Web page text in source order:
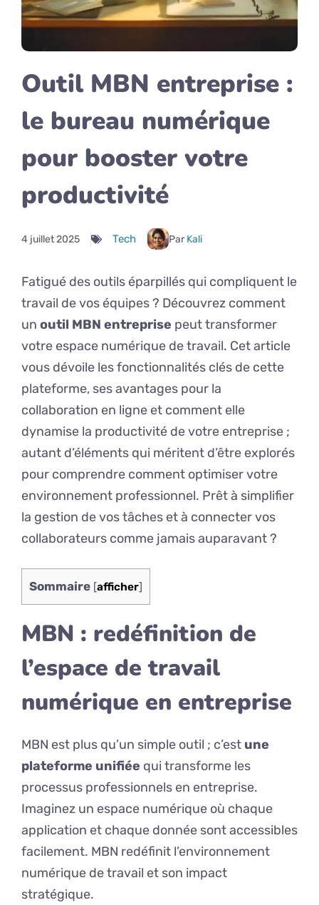
Outil MBN entreprise :
le bureau numérique
pour booster votre
productivité
4 juillet 2025 Tech Par Kali
Fatigué des outils éparpillés qui compliquent le
travail de vos équipes ? Découvrez comment
un outil MBN entreprise peut transformer
votre espace numérique de travail. Cet article
vous dévoile les fonctionnalités clés de cette
plateforme, ses avantages pour la
collaboration en ligne et comment elle
dynamise la productivité de votre entreprise ;
autant d’éléments qui méritent d’être explorés
pour comprendre comment optimiser votre
environnement professionnel. Prêt à simplifier
la gestion de vos tâches et à connecter vos
collaborateurs comme jamais auparavant ?
Sommaire [afficher]
MBN : redéfinition de
l’espace de travail
numérique en entreprise
MBN est plus qu’un simple outil ; c’est une
plateforme unifiée qui transforme les
processus professionnels en entreprise.
Imaginez un espace numérique où chaque
application et chaque donnée sont accessibles
facilement. MBN redéfinit l’environnement
numérique de travail et son impact
stratégique.